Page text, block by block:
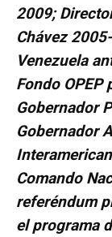
2009;
Chávez
Venezuela
Fondo OPEP
Gobernador
Gobernador
Comando
referéndum
el programa